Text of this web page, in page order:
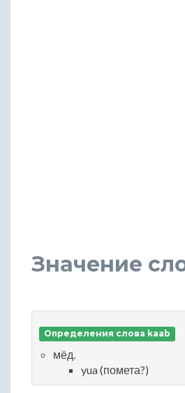
Значение
Определения слова kaab
мёд.
yua (помета?)